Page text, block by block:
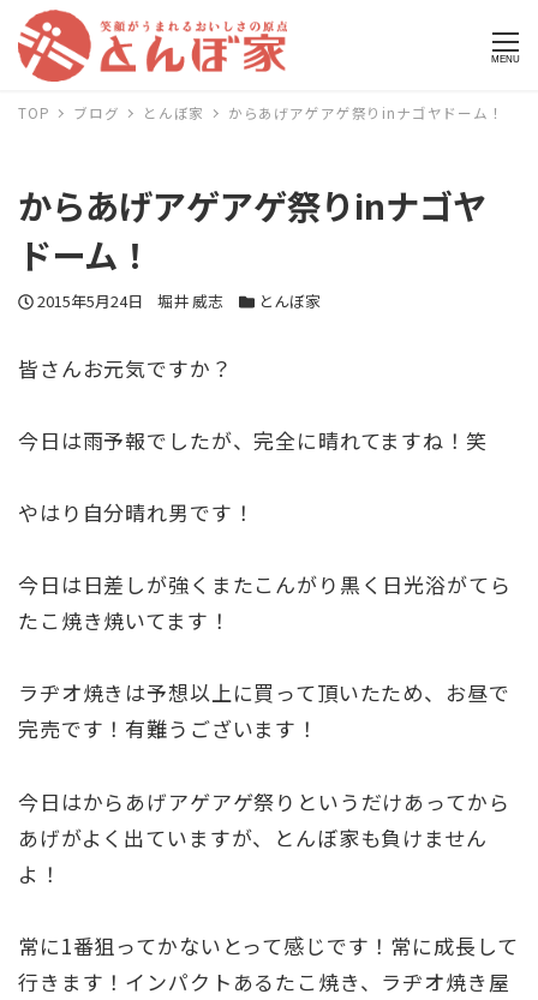
MENU
TOP ブログ とんぼ家 からあげアゲアゲ祭りinナゴヤドーム！
からあげアゲアゲ祭りinナゴヤ
ドーム！
投稿日
2015年5月24日 著者
堀井 威志 カテゴリー
とんぼ家
皆さんお元気ですか？
今日は雨予報でしたが、完全に晴れてますね！笑
やはり自分晴れ男です！
今日は日差しが強くまたこんがり黒く日光浴がてら
たこ焼き焼いてます！
ラヂオ焼きは予想以上に買って頂いたため、お昼で
完売です！有難うございます！
今日はからあげアゲアゲ祭りというだけあってから
あげがよく出ていますが、とんぼ家も負けません
よ！
常に1番狙ってかないとって感じです！常に成長して
行きます！インパクトあるたこ焼き、ラヂオ焼き屋